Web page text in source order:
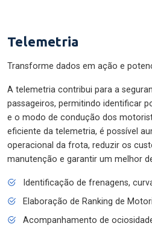
Telemetria
Transforme dados em ação e
A telemetria contribui para a
passageiros, permitindo identificar
e o modo de condução dos
eficiente da telemetria, é possível
operacional da frota, reduzir os
manutenção e garantir um melhor
Identificação de frenagens,
Elaboração de Ranking de
Acompanhamento de